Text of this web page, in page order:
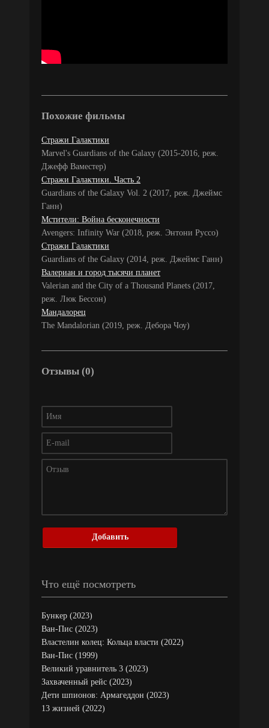
Похожие фильмы
Стражи Галактики
Marvel's Guardians of the Galaxy (2015-2016, реж.
Джефф Ваместер)
Стражи Галактики. Часть 2
Guardians of the Galaxy Vol. 2 (2017, реж. Джеймс
Ганн)
Мстители: Война бесконечности
Avengers: Infinity War (2018, реж. Энтони Руссо)
Стражи Галактики
Guardians of the Galaxy (2014, реж. Джеймс Ганн)
Валериан и город тысячи планет
Valerian and the City of a Thousand Planets (2017,
реж. Люк Бессон)
Мандалорец
The Mandalorian (2019, реж. Дебора Чоу)
Отзывы (0)
Добавить
Что ещё посмотреть
Бункер (2023)
Ван-Пис (2023)
Властелин колец: Кольца власти (2022)
Ван-Пис (1999)
Великий уравнитель 3 (2023)
Захваченный рейс (2023)
Дети шпионов: Армагеддон (2023)
13 жизней (2022)